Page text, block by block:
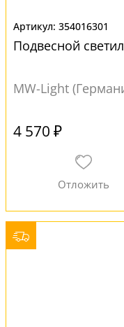
354016301
Подвесной
MW-Light
4 570 ₽